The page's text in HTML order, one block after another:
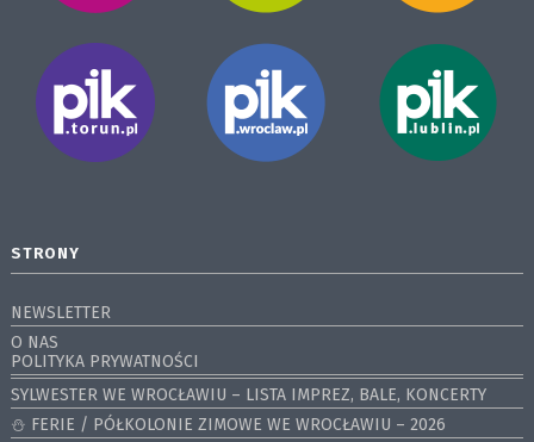
STRONY
NEWSLETTER
O NAS
POLITYKA PRYWATNOŚCI
SYLWESTER WE WROCŁAWIU – LISTA IMPREZ, BALE, KONCERTY
⛄️ FERIE / PÓŁKOLONIE ZIMOWE WE WROCŁAWIU – 2026